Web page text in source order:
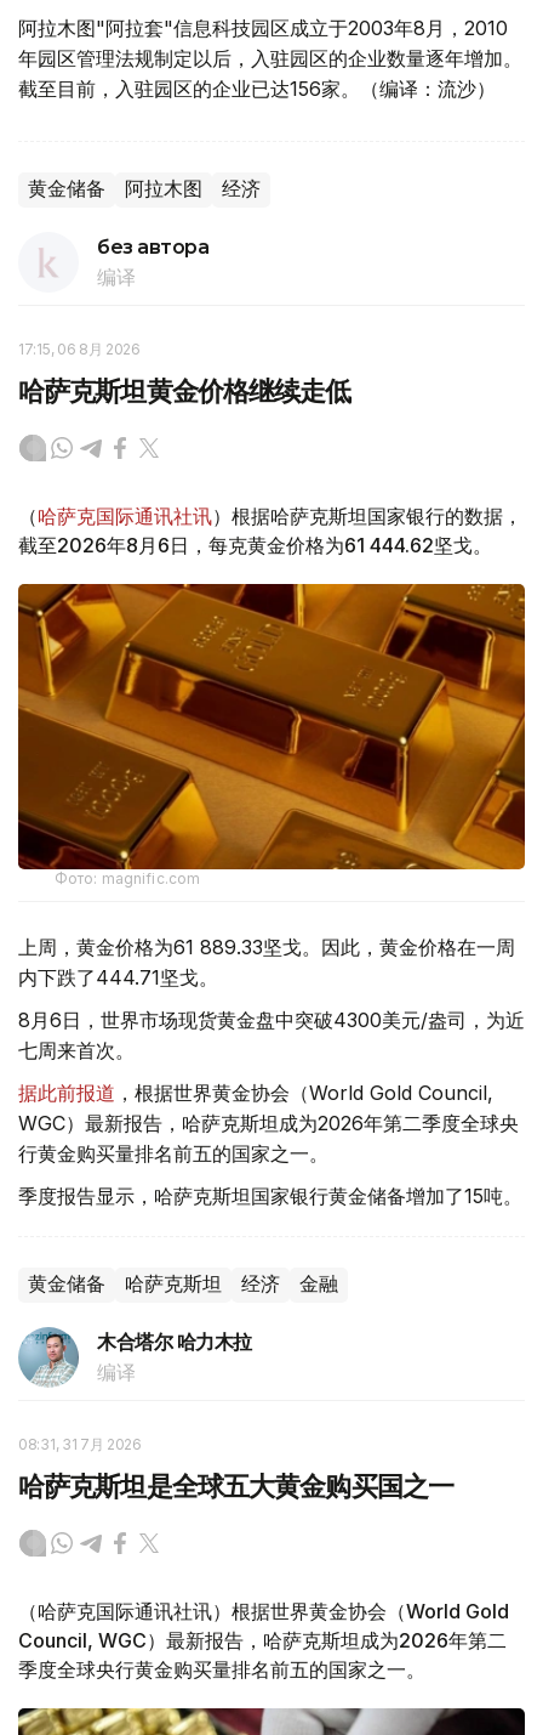
阿拉木图"阿拉套"信息科技园区成立于2003年8月，2010
年园区管理法规制定以后，入驻园区的企业数量逐年增加。
截至目前，入驻园区的企业已达156家。（编译：流沙）
黄金储备 阿拉木图 经济
без автора
编译
17:15, 06 8月 2026
哈萨克斯坦黄金价格继续走低
（哈萨克国际通讯社讯）根据哈萨克斯坦国家银行的数据，
截至2026年8月6日，每克黄金价格为61 444.62坚戈。
Фото: magnific.com
上周，黄金价格为61 889.33坚戈。因此，黄金价格在一周
内下跌了444.71坚戈。
8月6日，世界市场现货黄金盘中突破4300美元/盎司，为近
七周来首次。
据此前报道 ，根据世界黄金协会（World Gold Council,
WGC）最新报告，哈萨克斯坦成为2026年第二季度全球央
行黄金购买量排名前五的国家之一。
季度报告显示，哈萨克斯坦国家银行黄金储备增加了15吨。
黄金储备 哈萨克斯坦 经济 金融
木合塔尔 哈力木拉
编译
08:31, 31 7月 2026
哈萨克斯坦是全球五大黄金购买国之一
（哈萨克国际通讯社讯）根据世界黄金协会（World Gold
Council, WGC）最新报告，哈萨克斯坦成为2026年第二
季度全球央行黄金购买量排名前五的国家之一。